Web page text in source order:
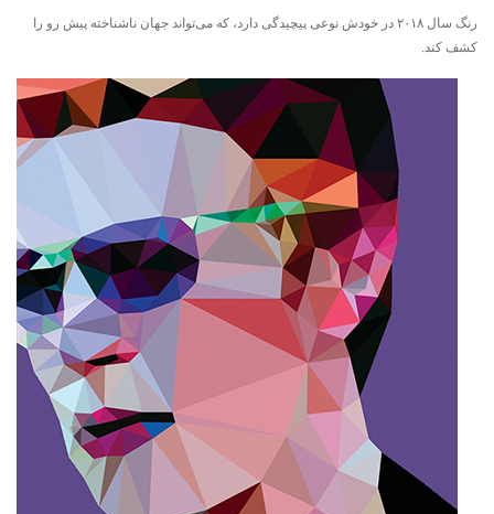
رنگ سال ۲۰۱۸ در خودش نوعی پیچیدگی دارد، که می‌تواند جهان ناشناخته پیش رو را
کشف کند.